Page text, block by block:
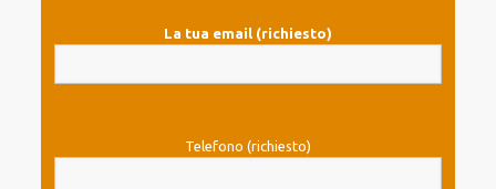
La tua email (richiesto)
Telefono (richiesto)